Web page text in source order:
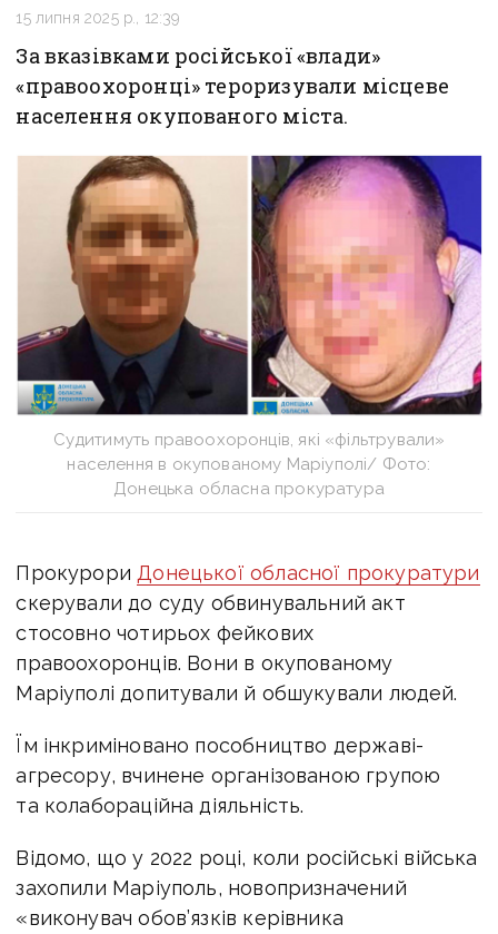
15 липня 2025 р., 12:39
За вказівками російської «влади»
«правоохоронці» тероризували місцеве
населення окупованого міста.
Судитимуть правоохоронців, які «фільтрували»
населення в окупованому Маріуполі/ Фото:
Донецька обласна прокуратура
Прокурори Донецької обласної прокуратури
скерували до суду обвинувальний акт
стосовно чотирьох фейкових
правоохоронців. Вони в окупованому
Маріуполі допитували й обшукували людей.
Їм інкриміновано пособництво державі-
агресору, вчинене організованою групою
та колабораційна діяльність.
Відомо, що у 2022 році, коли російські війська
захопили Маріуполь, новопризначений
«виконувач обов’язків керівника